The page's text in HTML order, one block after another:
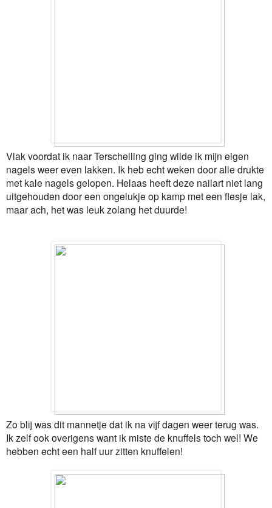
Vlak voordat ik naar Terschelling ging wilde ik mijn eigen
nagels weer even lakken. Ik heb echt weken door alle drukte
met kale nagels gelopen. Helaas heeft deze nailart niet lang
uitgehouden door een ongelukje op kamp met een flesje lak,
maar ach, het was leuk zolang het duurde!
Zo blij was dit mannetje dat ik na vijf dagen weer terug was.
Ik zelf ook overigens want ik miste de knuffels toch wel! We
hebben echt een half uur zitten knuffelen!